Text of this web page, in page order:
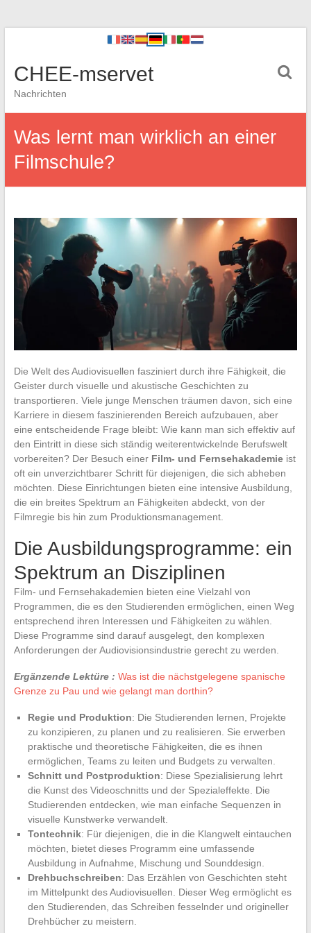
CHEE-mservet
Nachrichten
Was lernt man wirklich an einer
Filmschule?
Die Welt des Audiovisuellen fasziniert durch ihre Fähigkeit, die
Geister durch visuelle und akustische Geschichten zu
transportieren. Viele junge Menschen träumen davon, sich eine
Karriere in diesem faszinierenden Bereich aufzubauen, aber
eine entscheidende Frage bleibt: Wie kann man sich effektiv auf
den Eintritt in diese sich ständig weiterentwickelnde Berufswelt
vorbereiten? Der Besuch einer Film- und Fernsehakademieist
oft ein unverzichtbarer Schritt für diejenigen, die sich abheben
möchten. Diese Einrichtungen bieten eine intensive Ausbildung,
die ein breites Spektrum an Fähigkeiten abdeckt, von der
Filmregie bis hin zum Produktionsmanagement.
Die Ausbildungsprogramme: ein
Spektrum an Disziplinen
Film- und Fernsehakademien bieten eine Vielzahl von
Programmen, die es den Studierenden ermöglichen, einen Weg
entsprechend ihren Interessen und Fähigkeiten zu wählen.
Diese Programme sind darauf ausgelegt, den komplexen
Anforderungen der Audiovisionsindustrie gerecht zu werden.
Ergänzende Lektüre : Was ist die nächstgelegene spanische
Grenze zu Pau und wie gelangt man dorthin?
Regie und Produktion: Die Studierenden lernen, Projekte
zu konzipieren, zu planen und zu realisieren. Sie erwerben
praktische und theoretische Fähigkeiten, die es ihnen
ermöglichen, Teams zu leiten und Budgets zu verwalten.
Schnitt und Postproduktion: Diese Spezialisierung lehrt
die Kunst des Videoschnitts und der Spezialeffekte. Die
Studierenden entdecken, wie man einfache Sequenzen in
visuelle Kunstwerke verwandelt.
Tontechnik: Für diejenigen, die in die Klangwelt eintauchen
möchten, bietet dieses Programm eine umfassende
Ausbildung in Aufnahme, Mischung und Sounddesign.
Drehbuchschreiben: Das Erzählen von Geschichten steht
im Mittelpunkt des Audiovisuellen. Dieser Weg ermöglicht es
den Studierenden, das Schreiben fesselnder und origineller
Drehbücher zu meistern.